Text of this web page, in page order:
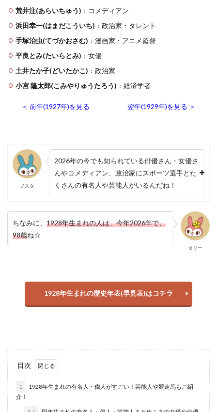
荒井注(あらいちゅう) ：コメディアン
浜田幸一(はまだこういち) ：政治家・タレント
手塚治虫(てづかおさむ) ：漫画家・アニメ監督
平良とみ(たいらとみ) ：女優
土井たか子(どいたかこ) ：政治家
小宮 隆太郎(こみやりゅうたろう) ：経済学者
＜ 前年(1927年)を見る 翌年(1929年)を見る ＞
ノスタ
2026年の今でも知られている俳優さん・女優さ
んやコメディアン、政治家にスポーツ選手とた
くさんの有名人や芸能人がいるんだね！
タリー
ちなみに、 1928年生まれの人は、今年2026年で、
98歳ね☆
1928年生まれの歴史年表(早見表)はコチラ
目次
1
1928年生まれの有名人・偉人がすごい！芸能人や競走馬もご紹
介！